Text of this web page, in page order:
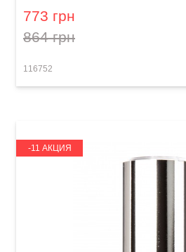
773 грн
864 грн
116752
-11 АКЦИЯ